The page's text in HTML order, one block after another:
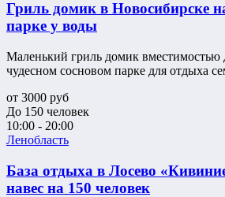
Гриль домик в Новосибирске
парке у воды
Маленький гриль домик вместимостью
чудесном сосновом парке для отдыха
от 3000 руб
До 150 человек
10:00 - 20:00
Ленобласть
База отдыха в Лосево
навес на 150 человек